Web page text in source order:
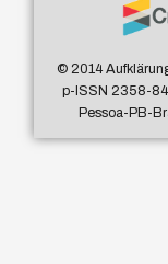
© 2014
p-ISSN 2358-
Pessoa-PB-